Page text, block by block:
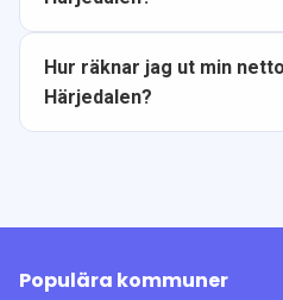
Hur räknar jag ut min
Härjedalen?
Populära kommuner